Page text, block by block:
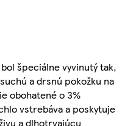
špeciálne vyvinutý tak,
a drsnú pokožku na
obohatené o 3%
vstrebáva a poskytuje
a dlhotrvajúcu